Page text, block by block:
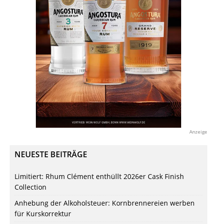
Anzeige
NEUESTE BEITRÄGE
Limitiert: Rhum Clément enthüllt 2026er Cask Finish
Collection
Anhebung der Alkoholsteuer: Kornbrennereien werben
für Kurskorrektur